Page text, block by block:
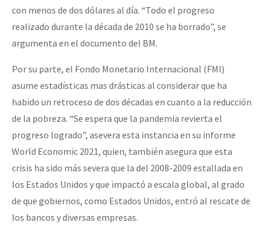
Medios Libres
Contacto
con menos de dos dólares al día. “Todo el progreso
realizado durante la década de 2010 se ha borrado”, se
argumenta en el documento del BM.
Por su parte, el Fondo Monetario Internacional (FMI)
asume estadísticas mas drásticas al considerar que ha
habido un retroceso de dos décadas en cuanto a la reducción
de la pobreza. “Se espera que la pandemia revierta el
progreso logrado”, asevera esta instancia en su informe
World Economic 2021, quien, también asegura que esta
crisis ha sido más severa que la del 2008-2009 estallada en
los Estados Unidos y que impactó a escala global, al grado
de que gobiernos, como Estados Unidos, entró al rescate de
los bancos y diversas empresas.